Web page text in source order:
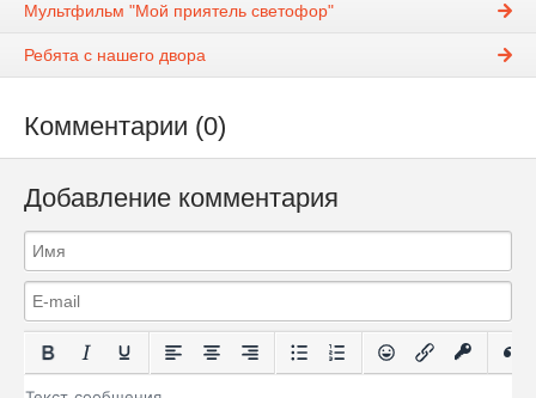
Мультфильм "Мой приятель светофор"
Ребята с нашего двора
Комментарии (0)
Добавление комментария